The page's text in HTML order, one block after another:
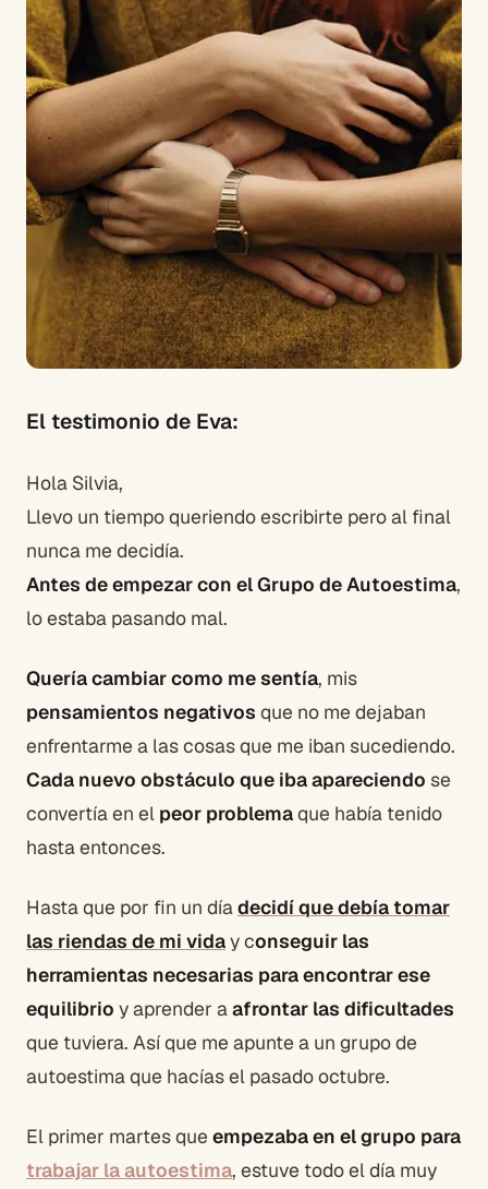
El testimonio de Eva:
Hola Silvia,
Llevo un tiempo queriendo escribirte pero al final
nunca me decidía.
Antes de empezar con el Grupo de Autoestima,
lo estaba pasando mal.
Quería cambiar como me sentía, mis
pensamientos negativos que no me dejaban
enfrentarme a las cosas que me iban sucediendo.
Cada nuevo obstáculo que iba apareciendo se
convertía en el peor problemaque había tenido
hasta entonces.
Hasta que por fin un díadecidí que debía tomar
las riendas de mi viday conseguir las
herramientas necesarias para encontrar ese
equilibrio y aprender aafrontar las dificultades
que tuviera. Así que me apunte a un grupo de
autoestima que hacías el pasado octubre.
El primer martes que empezaba en el grupo para
trabajar la autoestima, estuve todo el día muy